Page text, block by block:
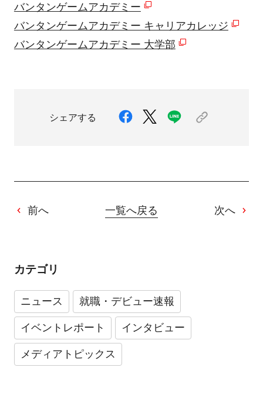
バンタンゲームアカデミー
バンタンゲームアカデミー キャリアカレッジ
バンタンゲームアカデミー 大学部
シェアする
前へ 一覧へ戻る 次へ
カテゴリ
ニュース 就職・デビュー速報
イベントレポート インタビュー
メディアトピックス